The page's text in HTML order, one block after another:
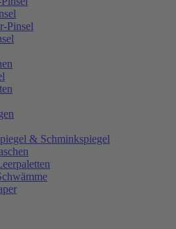
Pinsel
& Schminkspiegel